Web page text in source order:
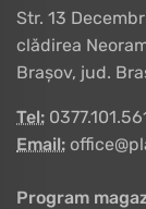
Str. 13
clădirea
Brașov, jud.
Tel:
Email:
Program